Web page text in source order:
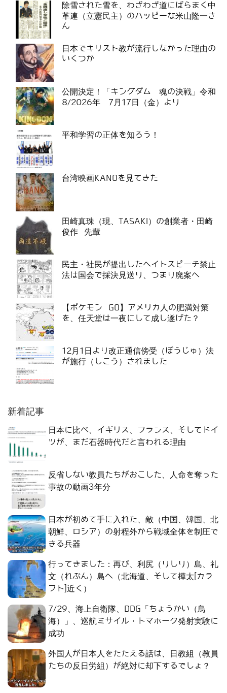
除雪された雪を、わざわざ道にばらまく中
革連（立憲民主）のハッピーな米山隆一さ
ん
日本でキリスト教が流行しなかった理由の
いくつか
公開決定！「キングダム 魂の決戦」令和
8/2026年 7月17日（金）より
平和学習の正体を知ろう！
台湾映画KANOを見てきた
田崎真珠（現、TASAKI）の創業者・田崎
俊作 先輩
民主・社民が提出したヘイトスピーチ禁止
法は国会で採決見送り、つまり廃案へ
【ポケモン GO】アメリカ人の肥満対策
を、任天堂は一夜にして成し遂げた？
12月1日より改正通信傍受（ぼうじゅ）法
が施行（しこう）されました
新着記事
日本に比べ、イギリス、フランス、そしてドイ
ツが、まだ石器時代だと言われる理由
反省しない教員たちがおこした、人命を奪った
事故の動画3年分
日本が初めて手に入れた、敵（中国、韓国、北
朝鮮、ロシア）の射程外から戦域全体を制圧で
きる兵器
行ってきました：再び、利尻（りしり）島、礼
文（れぶん）島へ（北海道、そして樺太[カラ
フト]近く）
7/29、海上自衛隊、DDG「ちょうかい（鳥
海）」、巡航ミサイル・トマホーク発射実験に
成功
外国人が日本人をたたえる話は、日教組（教員
たちの反日労組）が絶対に却下するでしょ？